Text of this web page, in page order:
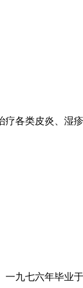
疗各类皮炎、湿
九七六年毕业